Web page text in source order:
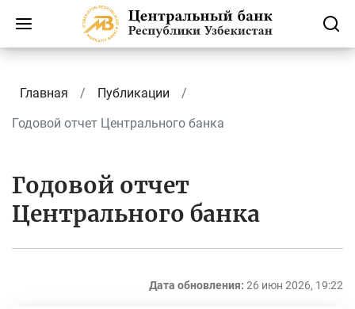
Главная
Публикации
Годовой отчет Центрального банка
Годовой отчет
Центрального банка
Дата обновления: 26 июн 2026, 19:22